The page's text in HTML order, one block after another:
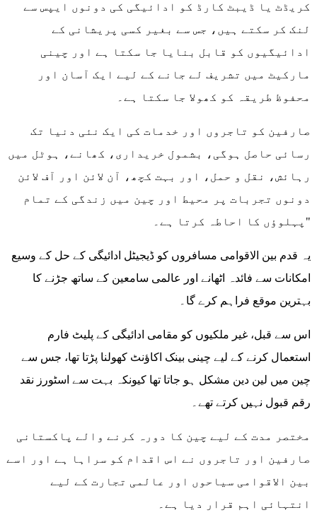
کریڈٹ یا ڈیبٹ کارڈ کو ادائیگی کی دونوں ایپس سے
لنک کر سکتے ہیں، جس سے بغیر کسی پریشانی کے
ادائیگیوں کو قابل بنایا جا سکتا ہے اور چینی
مارکیٹ میں تشریف لے جانے کے لیے ایک آسان اور
محفوظ طریقہ کو کھولا جا سکتا ہے۔
صارفین کو تاجروں اور خدمات کی ایک نئی دنیا تک
رسائی حاصل ہوگی، بشمول خریداری، کھانے، ہوٹل میں
رہائش، نقل و حمل، اور بہت کچھ، آن لائن اور آف لائن
دونوں تجربات پر محیط اور چین میں زندگی کے تمام
پہلوؤں کا احاطہ کرتا ہے۔"
یہ قدم بین الاقوامی مسافروں کو ڈیجیٹل ادائیگی کے حل کے وسیع
امکانات سے فائدہ اٹھانے اور عالمی سامعین کے ساتھ جڑنے کا
بہترین موقع فراہم کرے گا۔
اس سے قبل، غیر ملکیوں کو مقامی ادائیگی کے پلیٹ فارم
استعمال کرنے کے لیے چینی بینک اکاؤنٹ کھولنا پڑتا تھا، جس سے
چین میں لین دین مشکل ہو جاتا تھا کیونکہ بہت سے اسٹورز نقد
رقم قبول نہیں کرتے تھے۔
مختصر مدت کے لیے چین کا دورہ کرنے والے پاکستانی
صارفین اور تاجروں نے اس اقدام کو سراہا ہے اور اسے
بین الاقوامی سیاحوں اور عالمی تجارت کے لیے
انتہائی اہم قرار دیا ہے۔